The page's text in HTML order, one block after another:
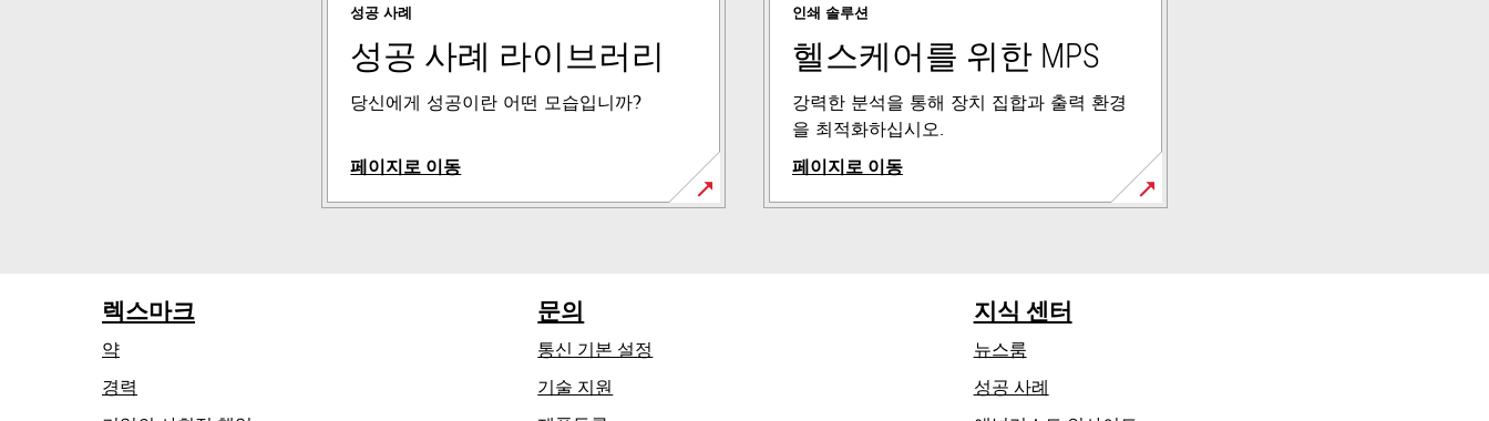
성공 사례
성공 사례 라이브러리
당신에게 성공이란 어떤 모습입니까?
페이지로 이동
인쇄 솔루션
헬스케어를 위한 MPS
강력한 분석을 통해 장치 집합과 출력 환경
을 최적화하십시오.
페이지로 이동
렉스마크
약
경력
문의
통신 기본 설정
기술 지원
지식 센터
뉴스룸
성공 사례